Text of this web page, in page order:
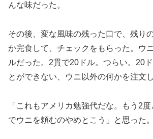
んな味だった。
その後、変な風味の残った口で、残り
か完食して、チェックをもらった。ウ
ルだった。2貫で20ドル。つらい。20
とができない、ウニ以外の何かを注文
「これもアメリカ勉強代だな。もう2
でウニを頼むのやめとこう」と思った。